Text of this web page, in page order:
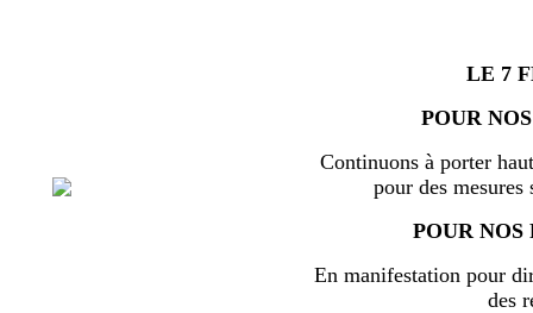
LE 7
POUR
Continuons à porter
pour des
POUR
En manifestation pour
des